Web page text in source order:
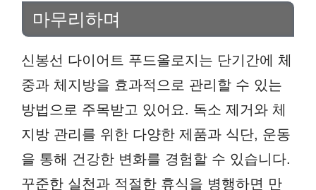
마무리하며
신봉선 다이어트 푸드올로지는 단기간에 체
중과 체지방을 효과적으로 관리할 수 있는
방법으로 주목받고 있어요. 독소 제거와 체
지방 관리를 위한 다양한 제품과 식단, 운동
을 통해 건강한 변화를 경험할 수 있습니다.
꾸준한 실천과 적절한 휴식을 병행하면 만